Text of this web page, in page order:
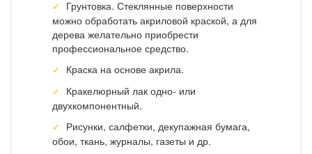
Грунтовка. Стеклянные поверхности
можно обработать акриловой краской, а для
дерева желательно приобрести
профессиональное средство.
Краска на основе акрила.
Кракелюрный лак одно- или
двухкомпонентный.
Рисунки, салфетки, декупажная бумага,
обои, ткань, журналы, газеты и др.